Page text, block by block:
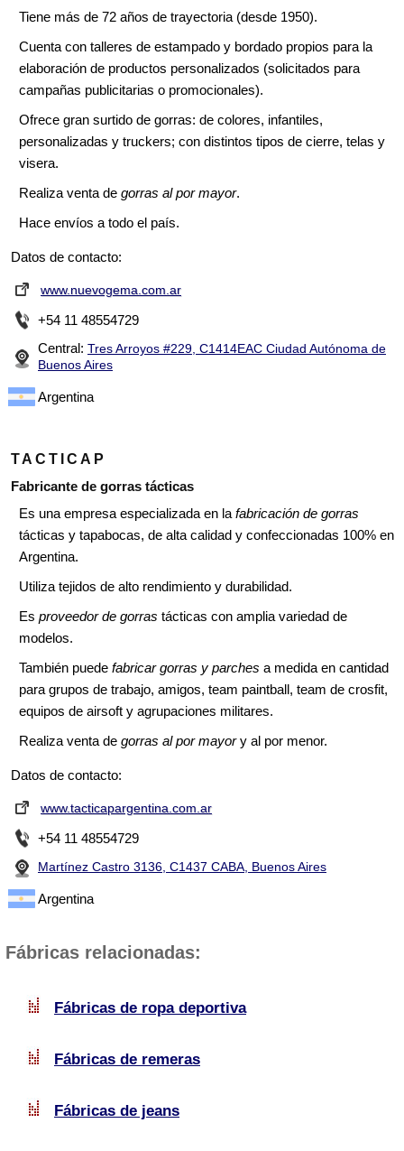
Tiene más de 72 años de trayectoria (desde 1950).
Cuenta con talleres de estampado y bordado propios para la
elaboración de productos personalizados (solicitados para
campañas publicitarias o promocionales).
Ofrece gran surtido de gorras: de colores, infantiles,
personalizadas y truckers; con distintos tipos de cierre, telas y
visera.
Realiza venta de gorras al por mayor.
Hace envíos a todo el país.
Datos de contacto:
www.nuevogema.com.ar
+54 11 48554729
Central: Tres Arroyos #229, C1414EAC Ciudad Autónoma de
Buenos Aires
Argentina
TACTICAP
Fabricante de gorras tácticas
Es una empresa especializada en la fabricación de gorras
tácticas y tapabocas, de alta calidad y confeccionadas 100% en
Argentina.
Utiliza tejidos de alto rendimiento y durabilidad.
Es proveedor de gorras tácticas con amplia variedad de
modelos.
También puede fabricar gorras y parches a medida en cantidad
para grupos de trabajo, amigos, team paintball, team de crosfit,
equipos de airsoft y agrupaciones militares.
Realiza venta de gorras al por mayory al por menor.
Datos de contacto:
www.tacticapargentina.com.ar
+54 11 48554729
Martínez Castro 3136, C1437 CABA, Buenos Aires
Argentina
Fábricas relacionadas:
Fábricas de ropa deportiva
Fábricas de remeras
Fábricas de jeans